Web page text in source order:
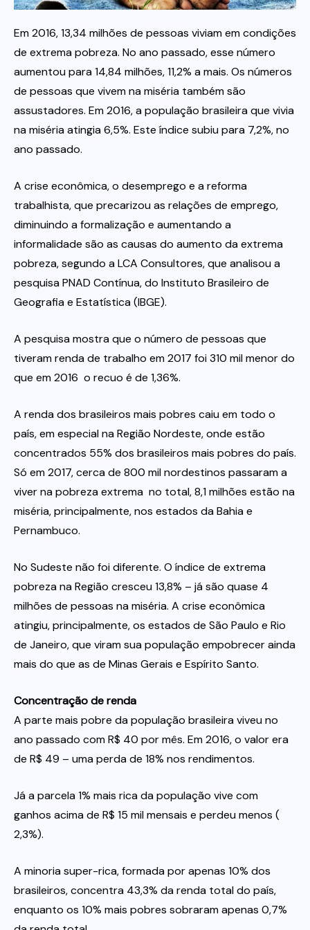
Itau
Financeiras e Cooperativas
Em 2016, 13,34 milhões de pessoas viviam em condições
de extrema pobreza. No ano passado, esse número
aumentou para 14,84 milhões, 11,2% a mais. Os números
de pessoas que vivem na miséria também são
assustadores. Em 2016, a população brasileira que vivia
na miséria atingia 6,5%. Este índice subiu para 7,2%, no
ano passado.
A crise econômica, o desemprego e a reforma
trabalhista, que precarizou as relações de emprego,
diminuindo a formalização e aumentando a
informalidade são as causas do aumento da extrema
pobreza, segundo a LCA Consultores, que analisou a
pesquisa PNAD Contínua, do Instituto Brasileiro de
Geografia e Estatística (IBGE).
A pesquisa mostra que o número de pessoas que
tiveram renda de trabalho em 2017 foi 310 mil menor do
que em 2016  o recuo é de 1,36%.
A renda dos brasileiros mais pobres caiu em todo o
país, em especial na Região Nordeste, onde estão
concentrados 55% dos brasileiros mais pobres do país.
Só em 2017, cerca de 800 mil nordestinos passaram a
viver na pobreza extrema  no total, 8,1 milhões estão na
miséria, principalmente, nos estados da Bahia e
Pernambuco.
No Sudeste não foi diferente. O índice de extrema
pobreza na Região cresceu 13,8% – já são quase 4
milhões de pessoas na miséria. A crise econômica
atingiu, principalmente, os estados de São Paulo e Rio
de Janeiro, que viram sua população empobrecer ainda
mais do que as de Minas Gerais e Espírito Santo.
Concentração de renda
A parte mais pobre da população brasileira viveu no
ano passado com R$ 40 por mês. Em 2016, o valor era
de R$ 49 – uma perda de 18% nos rendimentos.
Já a parcela 1% mais rica da população vive com
ganhos acima de R$ 15 mil mensais e perdeu menos (
2,3%).
A minoria super-rica, formada por apenas 10% dos
brasileiros, concentra 43,3% da renda total do país,
enquanto os 10% mais pobres sobraram apenas 0,7%